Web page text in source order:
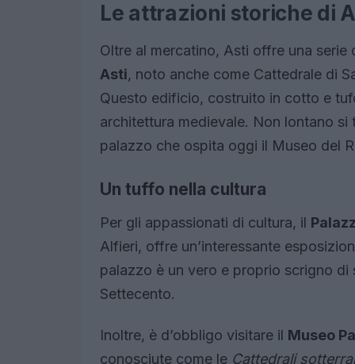
Le attrazioni storiche di
Oltre al mercatino, Asti offre una
Asti, noto anche come Cattedrale di
Questo edificio, costruito in cotto e
architettura medievale. Non lontano si
palazzo che ospita oggi il Museo del
Un tuffo nella cultura
Per gli appassionati di cultura, il
Alfieri, offre un’interessante
palazzo è un vero e proprio scrigno di
Settecento.
Inoltre, è d’obbligo visitare il Museo
conosciute come le Cattedrali